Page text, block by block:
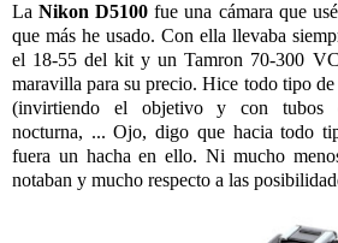
LaNikon D5100 fue una cámara que
que más he usado. Con ella llevaba
el 18-55 del kit y un Tamron 70-300
maravilla para su precio. Hice todo tipo
(invirtiendo el objetivo y con tubos
nocturna, ... Ojo, digo que hacia todo
fuera un hacha en ello. Ni mucho
notaban y mucho respecto a las